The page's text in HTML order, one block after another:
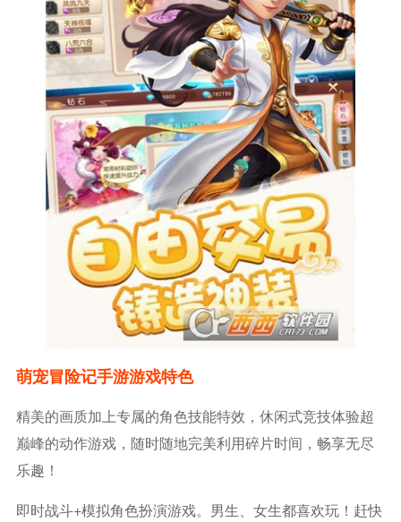
萌宠冒险记手游游戏特色
精美的画质加上专属的角色技能特效，休闲式竞技体验超
巅峰的动作游戏，随时随地完美利用碎片时间，畅享无尽
乐趣！
即时战斗+模拟角色扮演游戏。男生、女生都喜欢玩！赶快